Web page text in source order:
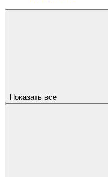
Показать все